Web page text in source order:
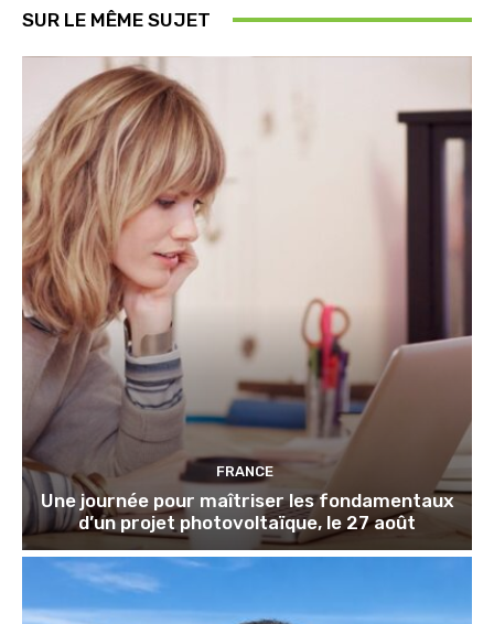
SUR LE MÊME SUJET
FRANCE
Une journée pour maîtriser les fondamentaux
d’un projet photovoltaïque, le 27 août